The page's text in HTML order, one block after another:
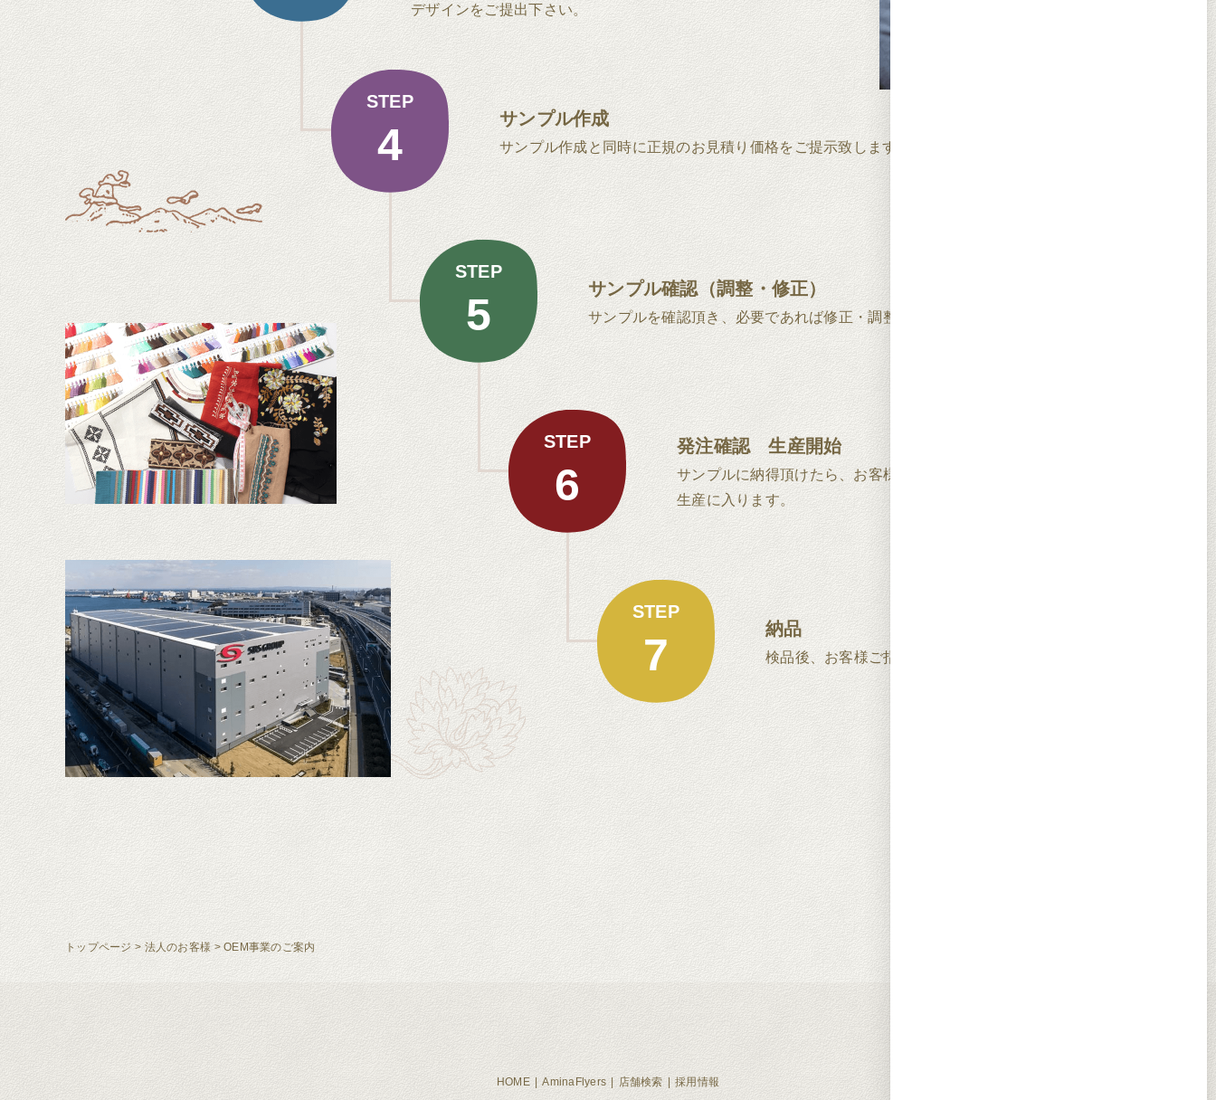
デザインをご提出下さい。
STEP
4
サンプル作成
サンプル作成と同時に正規のお見積り価格をご提示致します。
STEP
5
サンプル確認（調整・修正）
サンプルを確認頂き、必要であれば修正・調整を行います。
STEP
6
発注確認 生産開始
サンプルに納得頂けたら、お客様より発注をお受けし、
生産に入ります。
STEP
7
納品
検品後、お客様ご指定場所に一括納品致します。
トップページ > 法人のお客様 > OEM事業のご案内
HOME AminaFlyers 店舗検索 採用情報